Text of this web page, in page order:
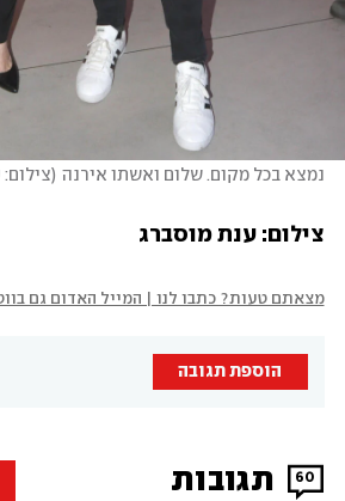
נמצא בכל מקום. שלום ואשתו אירנה (
צילום: ענת מוסברג
מצאתם טעות? כתבו לנו | המייל האדום גם
הוספת תגובה
60 תגובות